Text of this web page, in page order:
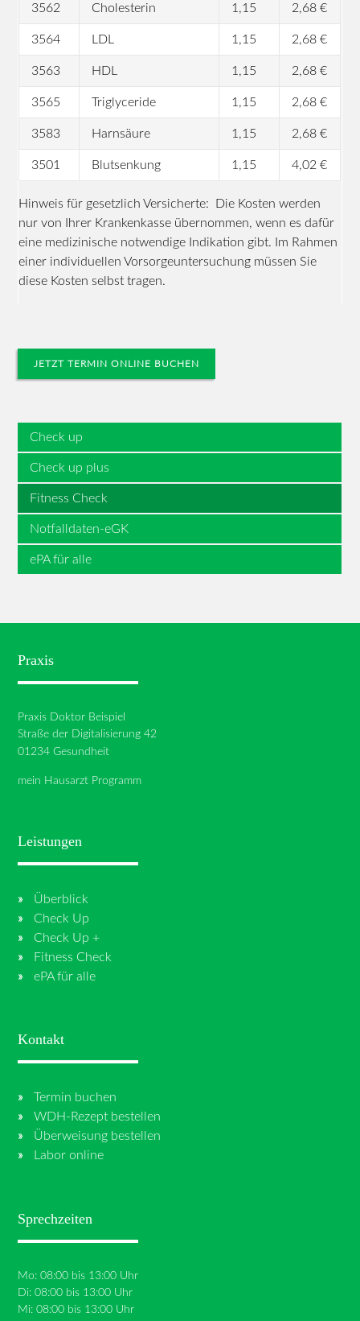
3562 Cholesterin 1,15 2,68 €
3564 LDL 1,15 2,68 €
3563 HDL 1,15 2,68 €
3565 Triglyceride 1,15 2,68 €
3583 Harnsäure 1,15 2,68 €
3501 Blutsenkung 1,15 4,02 €
Hinweis für gesetzlich Versicherte: Die Kosten werden
nur von Ihrer Krankenkasse übernommen, wenn es dafür
eine medizinische notwendige Indikation gibt. Im Rahmen
einer individuellen Vorsorgeuntersuchung müssen Sie
diese Kosten selbst tragen.
JETZT TERMIN ONLINE BUCHEN
Check up
Check up plus
Fitness Check
Notfalldaten-eGK
ePA für alle
Praxis
Praxis Doktor Beispiel
Straße der Digitalisierung 42
01234 Gesundheit
mein Hausarzt Programm
Leistungen
Überblick
Check Up
Check Up +
Fitness Check
ePA für alle
Kontakt
Termin buchen
WDH-Rezept bestellen
Überweisung bestellen
Labor online
Sprechzeiten
Mo: 08:00 bis 13:00 Uhr
Di: 08:00 bis 13:00 Uhr
Mi: 08:00 bis 13:00 Uhr